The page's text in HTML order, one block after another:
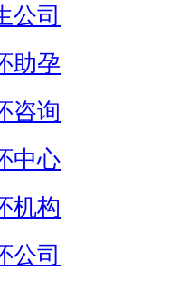
公司
助孕
咨询
中心
机构
公司